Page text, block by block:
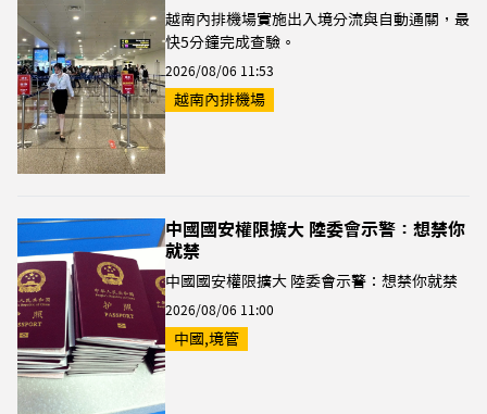
越南內排機場實施出入境分流與自動通關，最
快5分鐘完成查驗。
2026/08/06 11:53
越南內排機場
中國國安權限擴大 陸委會示警：想禁你
就禁
中國國安權限擴大 陸委會示警：想禁你就禁
2026/08/06 11:00
中國,境管